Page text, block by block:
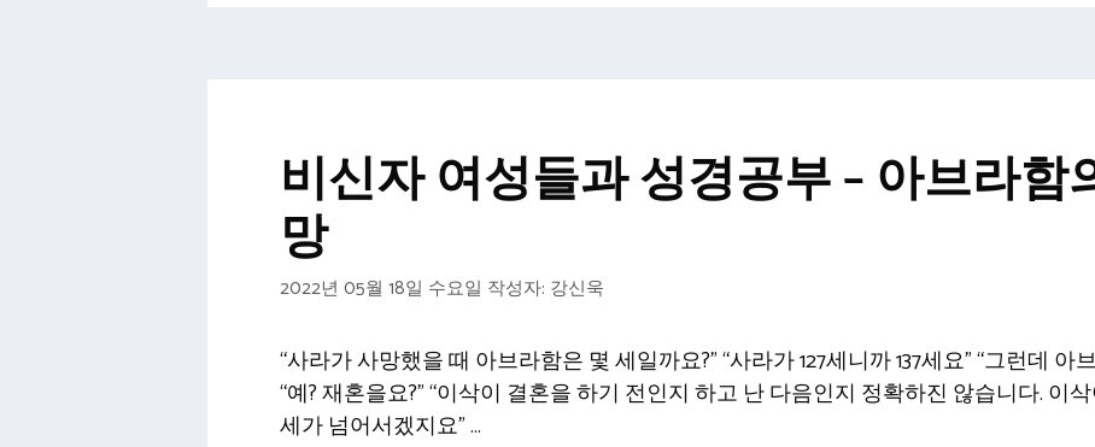
비신자 여성들과 성경공부 – 아브라함
망
2022년 05월 18일 수요일 작성자: 강신욱
“사라가 사망했을 때 아브라함은 몇 세일까요?” “사라가 127세니까 137세요” “그런데 아
“예? 재혼을요?” “이삭이 결혼을 하기 전인지 하고 난 다음인지 정확하진 않습니다. 이
세가 넘어서겠지요” …